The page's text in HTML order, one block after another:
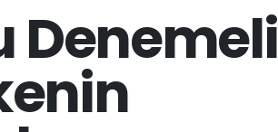
0.07
ALTIN
0.45
70
Denemeli